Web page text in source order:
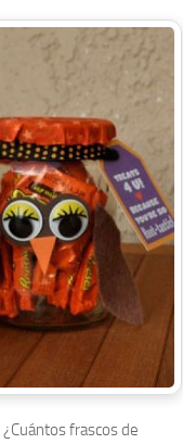
¿Cuántos frascos de